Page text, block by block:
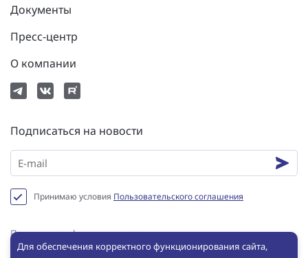
Документы
Пресс-центр
О компании
Подписаться на новости
Принимаю условия Пользовательского соглашения
Политика конфиденциальности
Пользовательское соглашение
Для обеспечения корректного функционирования сайта,